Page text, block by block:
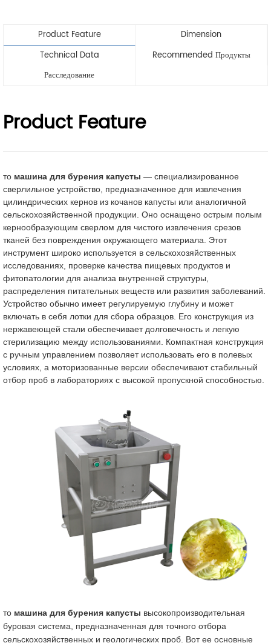
Product Feature
Dimension
Technical Data
Recommended Продукты
Расследование
Product Feature
то машина для бурения капусты — специализированное
сверлильное устройство, предназначенное для извлечения
цилиндрических кернов из кочанов капусты или аналогичной
сельскохозяйственной продукции. Оно оснащено острым полым
кернообразующим сверлом для чистого извлечения срезов
тканей без повреждения окружающего материала. Этот
инструмент широко используется в сельскохозяйственных
исследованиях, проверке качества пищевых продуктов и
фитопатологии для анализа внутренней структуры,
распределения питательных веществ или развития заболеваний.
Устройство обычно имеет регулируемую глубину и может
включать в себя лотки для сбора образцов. Его конструкция из
нержавеющей стали обеспечивает долговечность и легкую
стерилизацию между использованиями. Компактная конструкция
с ручным управлением позволяет использовать его в полевых
условиях, а моторизованные версии обеспечивают стабильный
отбор проб в лабораториях с высокой пропускной способностью.
то машина для бурения капусты высокопроизводительная
буровая система, предназначенная для точного отбора
сельскохозяйственных и геологических проб. Вот ее основные